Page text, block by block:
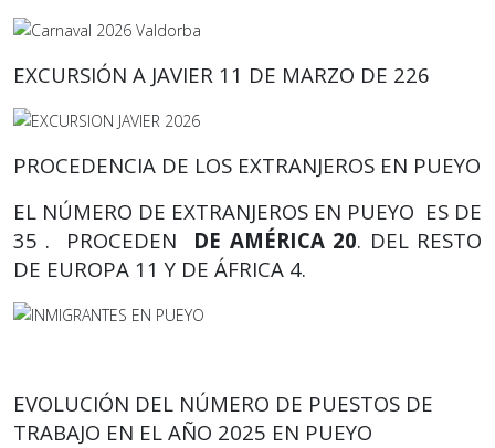
EXCURSIÓN A JAVIER 11 DE MARZO DE 226
PROCEDENCIA DE LOS EXTRANJEROS EN PUEYO
EL NÚMERO DE EXTRANJEROS EN PUEYO ES DE
35 . PROCEDEN DE AMÉRICA 20. DEL RESTO
DE EUROPA 11 Y DE ÁFRICA 4.
EVOLUCIÓN DEL NÚMERO DE PUESTOS DE
TRABAJO EN EL AÑO 2025 EN PUEYO